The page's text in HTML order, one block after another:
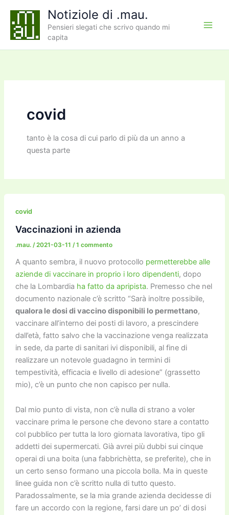
contenuto
Notiziole di .mau.
Pensieri slegati che scrivo quando mi
capita
covid
tanto è la cosa di cui parlo di più da un anno a
questa parte
covid
Vaccinazioni in azienda
.mau. /2021-03-11 /1 commento
A quanto sembra, il nuovo protocollo permetterebbe alle
aziende di vaccinare in proprio i loro dipendenti, dopo
che la Lombardia ha fatto da apripista. Premesso che nel
documento nazionale c’è scritto “Sarà inoltre possibile,
qualora le dosi di vaccino disponibili lo permettano,
vaccinare all’interno dei posti di lavoro, a prescindere
dall’età, fatto salvo che la vaccinazione venga realizzata
in sede, da parte di sanitari ivi disponibili, al fine di
realizzare un notevole guadagno in termini di
tempestività, efficacia e livello di adesione” (grassetto
mio), c’è un punto che non capisco per nulla.
Dal mio punto di vista, non c’è nulla di strano a voler
vaccinare prima le persone che devono stare a contatto
col pubblico per tutta la loro giornata lavorativa, tipo gli
addetti dei supermercati. Già avrei più dubbi sui cinque
operai di una boita (una fabbrichètta, se preferite), che in
un certo senso formano una piccola bolla. Ma in queste
linee guida non c’è scritto nulla di tutto questo.
Paradossalmente, se la mia grande azienda decidesse di
fare un accordo con la regione, farsi dare un po’ di dosi